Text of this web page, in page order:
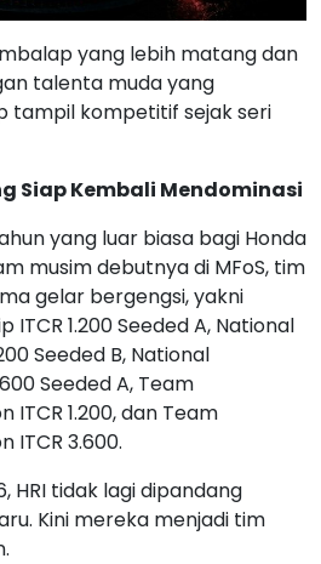
yang lebih matang dan
talenta muda yang
tampil kompetitif sejak seri
Siap Kembali Mendominasi
yang luar biasa bagi Honda
musim debutnya di MFoS, tim
gelar bergengsi, yakni
ITCR 1.200 Seeded A, National
Seeded B, National
Seeded A, Team
1.200, dan Team
ITCR 3.600.
HRI tidak lagi dipandang
Kini mereka menjadi tim